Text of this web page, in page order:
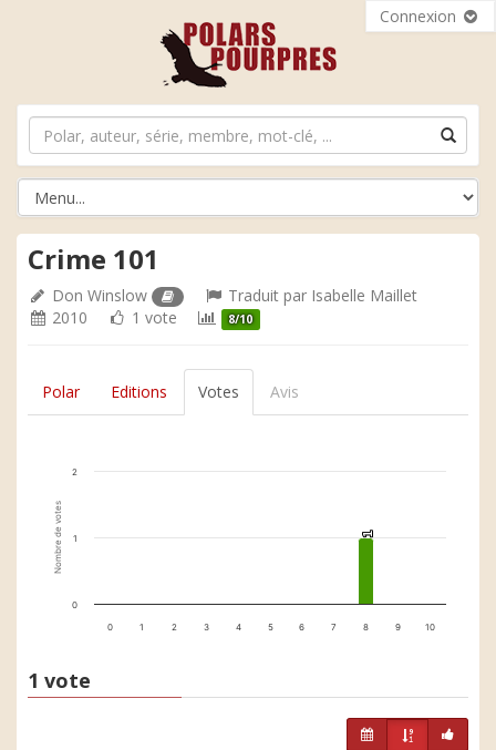
Connexion
Crime 101
Don Winslow Traduit par Isabelle Maillet
2010
1 vote 8/10
Polar Editions Votes Avis
Nombre de votes 1
1
0 1 2 3 4 5 6 7 8 9 10
0
1
2
1 vote